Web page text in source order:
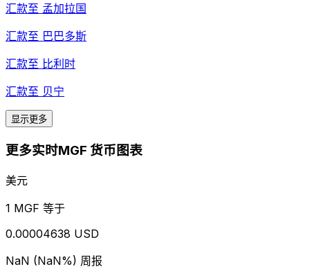
汇款至 孟加拉国
汇款至 巴巴多斯
汇款至 比利时
汇款至 贝宁
显示更多
更多实时MGF 货币图表
美元
1 MGF 等于
0.00004638 USD
NaN (NaN%) 周报